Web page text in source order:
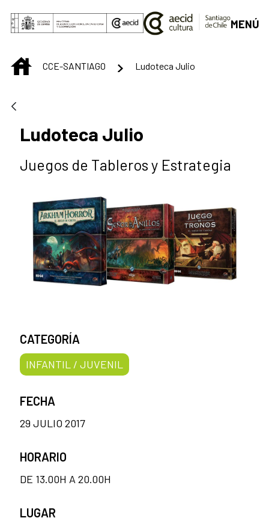
Saltar al contenido principal
MENÚ
INICIOCCE-SANTIAGO Ludoteca Julio
Ludoteca Julio
Juegos de Tableros y Estrategia
CATEGORÍA
INFANTIL / JUVENIL
FECHA
29 JULIO 2017
HORARIO
DE 13.00H A 20.00H
LUGAR